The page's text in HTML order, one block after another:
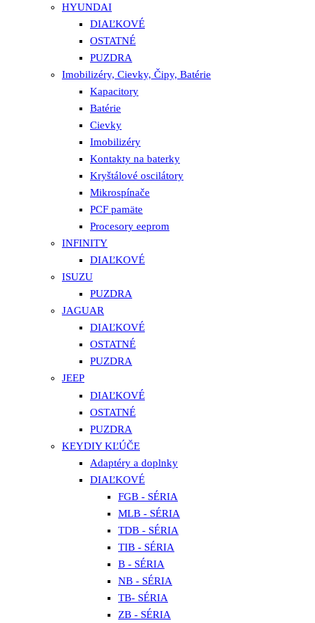
HYUNDAI
DIAĽKOVÉ
OSTATNÉ
PUZDRA
Imobilizéry, Cievky, Čipy, Batérie
Kapacitory
Batérie
Cievky
Imobilizéry
Kontakty na baterky
Kryštálové oscilátory
Mikrospínače
PCF pamäte
Procesory eeprom
INFINITY
DIAĽKOVÉ
ISUZU
PUZDRA
JAGUAR
DIAĽKOVÉ
OSTATNÉ
PUZDRA
JEEP
DIAĽKOVÉ
OSTATNÉ
PUZDRA
KEYDIY KĽÚČE
Adaptéry a doplnky
DIAĽKOVÉ
FGB - SÉRIA
MLB - SÉRIA
TDB - SÉRIA
TIB - SÉRIA
B - SÉRIA
NB - SÉRIA
TB- SÉRIA
ZB - SÉRIA